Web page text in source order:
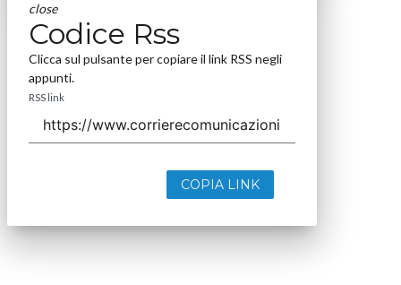
close
Codice Rss
Clicca sul pulsante per copiare il link RSS negli
appunti.
RSS link
COPIA LINK